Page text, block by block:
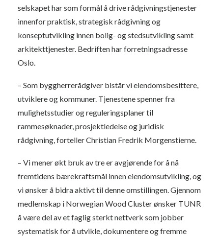
selskapet har som formål å drive rådgivningstjenester
innenfor praktisk, strategisk rådgivning og
konseptutvikling innen bolig- og stedsutvikling samt
arkitekttjenester. Bedriften har forretningsadresse
Oslo.
– Som byggherrerådgiver bistår vi eiendomsbesittere,
utviklere og kommuner. Tjenestene spenner fra
mulighetsstudier og reguleringsplaner til
rammesøknader, prosjektledelse og juridisk
rådgivning, forteller Christian Fredrik Morgenstierne.
– Vi mener økt bruk av tre er avgjørende for å nå
fremtidens bærekraftsmål innen eiendomsutvikling, og
vi ønsker å bidra aktivt til denne omstillingen. Gjennom
medlemskap i Norwegian Wood Cluster ønsker TUNR
å være del av et faglig sterkt nettverk som jobber
systematisk for å utvikle, dokumentere og fremme